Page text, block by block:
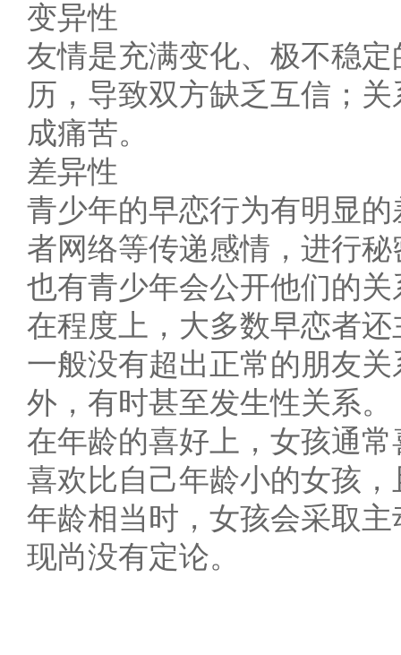
变异性
友情是充满变化、极不稳
历，导致双方缺乏互信；
成痛苦。
差异性
青少年的早恋行为有明显
者网络等传递感情，进行
也有青少年会公开他们的
在程度上，大多数早恋者
一般没有超出正常的朋友
外，有时甚至发生性关系。
在年龄的喜好上，女孩通
喜欢比自己年龄小的女孩
年龄相当时，女孩会采取
现尚没有定论。